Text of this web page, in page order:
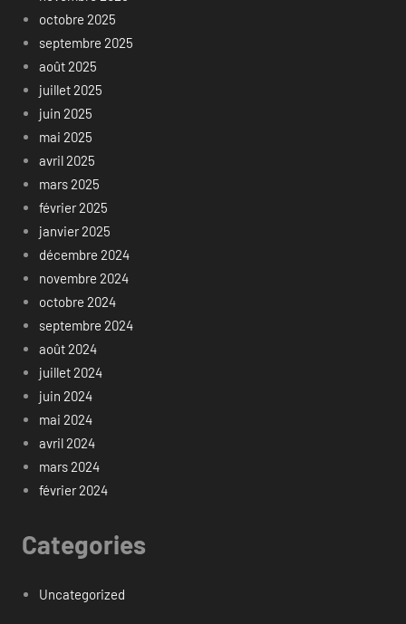
octobre 2025
septembre 2025
août 2025
juillet 2025
juin 2025
mai 2025
avril 2025
mars 2025
février 2025
janvier 2025
décembre 2024
novembre 2024
octobre 2024
septembre 2024
août 2024
juillet 2024
juin 2024
mai 2024
avril 2024
mars 2024
février 2024
Categories
Uncategorized